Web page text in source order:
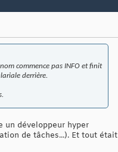
commence pas INFO et finit
derrière.
un développeur hyper
de tâches...). Et tout était